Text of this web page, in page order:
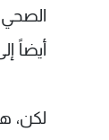
أيضاً
لكن،